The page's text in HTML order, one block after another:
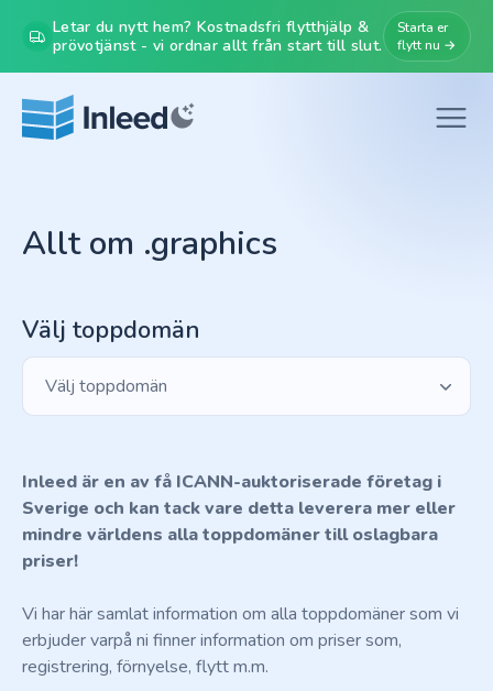
Letar du nytt hem? Kostnadsfri flytthjälp &
prövotjänst - vi ordnar allt från start till slut.
Starta er
flytt nu →
Allt om .graphics
Välj toppdomän
Välj toppdomän
Inleed är en av få ICANN-auktoriserade företag i
Sverige och kan tack vare detta leverera mer eller
mindre världens alla toppdomäner till oslagbara
priser!
Vi har här samlat information om alla toppdomäner som vi
erbjuder varpå ni finner information om priser som,
registrering, förnyelse, flytt m.m.